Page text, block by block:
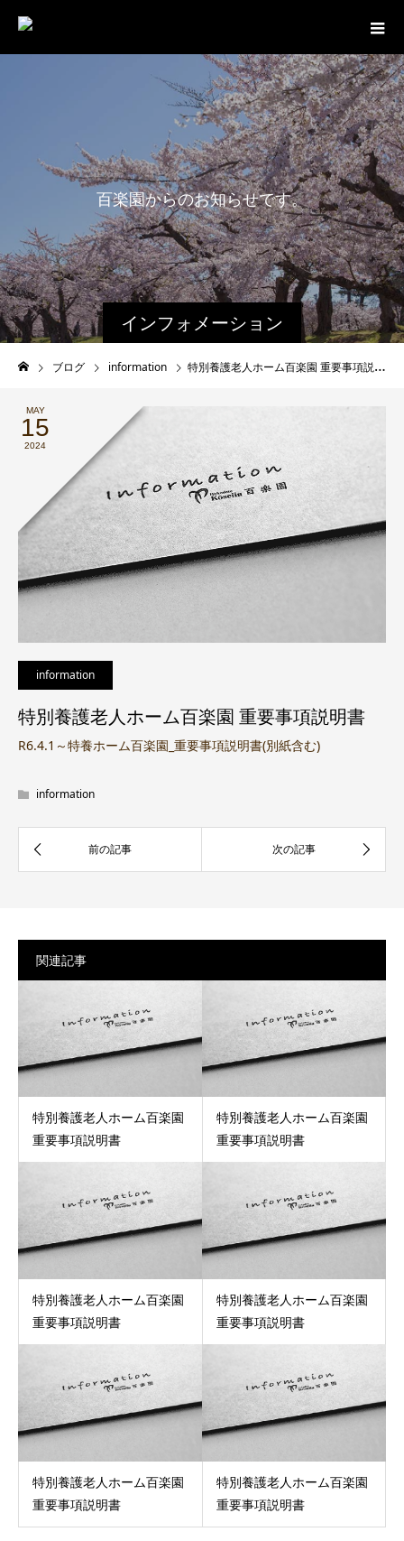
インフォメーション
百楽園からのお知らせです。
最
ブログ information 特別養護老人ホーム百楽園 重要事項説明書
MAY
15
2024
information
特別養護老人ホーム百楽園 重要事項説明書
R6.4.1～特養ホーム百楽園_重要事項説明書(別紙含む)
information
関連記事
特別養護老人ホーム百楽園
重要事項説明書
特別養護老人ホーム百楽園
重要事項説明書
特別養護老人ホーム百楽園
重要事項説明書
特別養護老人ホーム百楽園
重要事項説明書
特別養護老人ホーム百楽園
重要事項説明書
特別養護老人ホーム百楽園
重要事項説明書